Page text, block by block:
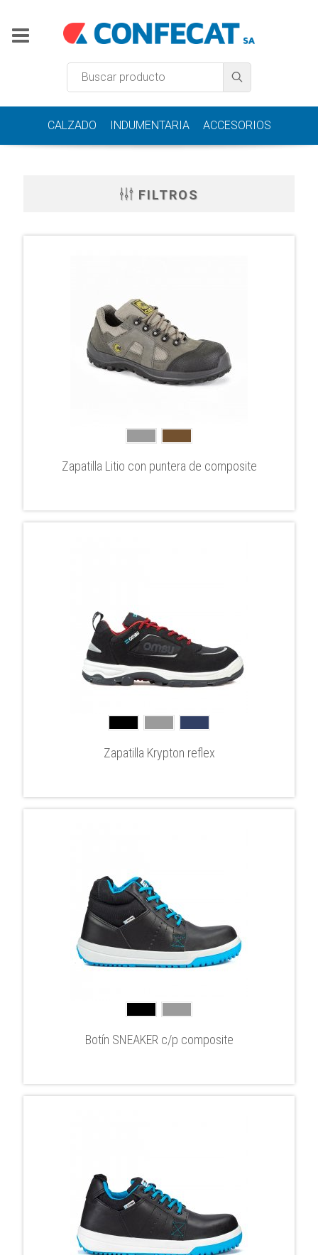
CALZADO INDUMENTARIA ACCESORIOS
FILTROS
Zapatilla Litio con puntera de composite
Zapatilla Krypton reflex
Botín SNEAKER c/p composite